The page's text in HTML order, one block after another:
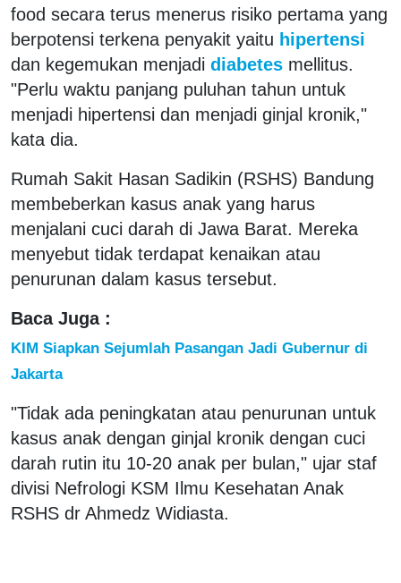
food secara terus menerus risiko pertama yang
berpotensi terkena penyakit yaitu hipertensi
dan kegemukan menjadi diabetes mellitus.
"Perlu waktu panjang puluhan tahun untuk
menjadi hipertensi dan menjadi ginjal kronik,"
kata dia.
Rumah Sakit Hasan Sadikin (RSHS) Bandung
membeberkan kasus anak yang harus
menjalani cuci darah di Jawa Barat. Mereka
menyebut tidak terdapat kenaikan atau
penurunan dalam kasus tersebut.
Baca Juga :
KIM Siapkan Sejumlah Pasangan Jadi Gubernur di
Jakarta
"Tidak ada peningkatan atau penurunan untuk
kasus anak dengan ginjal kronik dengan cuci
darah rutin itu 10-20 anak per bulan," ujar staf
divisi Nefrologi KSM Ilmu Kesehatan Anak
RSHS dr Ahmedz Widiasta.